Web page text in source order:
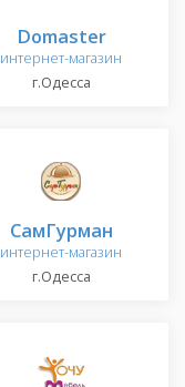
Domaster
интернет-магазин
г.Одесса
СамГурман
интернет-магазин
г.Одесса